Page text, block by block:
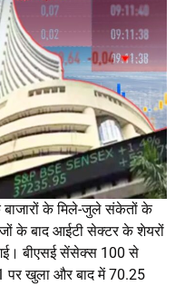
बाजारों के मिले-जुले संकेतों के
के बाद आईटी सेक्टर के शेयरों
गई। बीएसई सेंसेक्स 100 से
पर खुला और बाद में 70.25